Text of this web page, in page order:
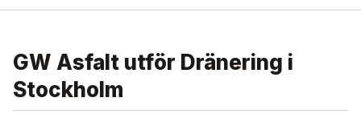
GW Asfalt utför Dränering i
Stockholm